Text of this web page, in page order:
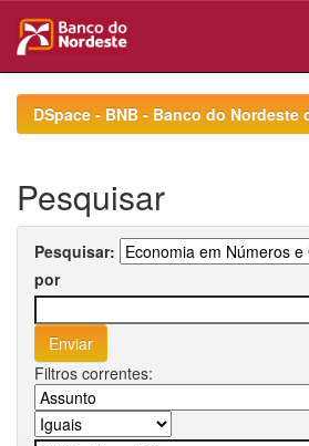
navigationDSpace - BNB - Banco do Nordeste
Pesquisar
Pesquisar:
por
Filtros correntes: